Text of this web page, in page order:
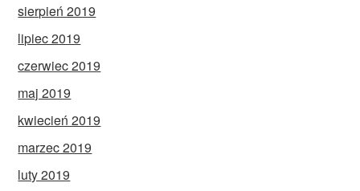
sierpień 2019
lipiec 2019
czerwiec 2019
maj 2019
kwiecień 2019
marzec 2019
luty 2019